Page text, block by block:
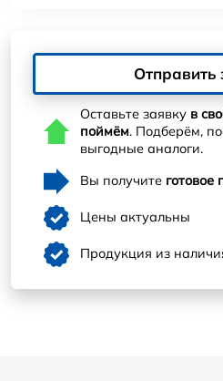
Отправить
Оставьте заявку в
поймём. Подберём,
выгодные аналоги.
Вы получите готовое
Цены актуальны
Продукция из